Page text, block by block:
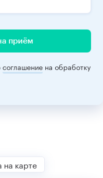
приём
соглашение на обработку
на карте